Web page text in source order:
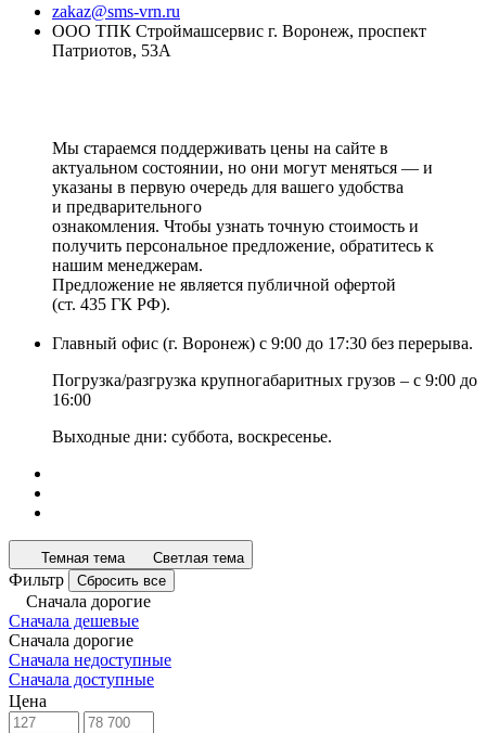
zakaz@sms-vrn.ru
ООО ТПК Строймашсервис г. Воронеж, проспект
Патриотов, 53А
Мы стараемся поддерживать цены на сайте в
актуальном состоянии, но они могут меняться — и
указаны в первую очередь для вашего удобства
и предварительного
ознакомления. Чтобы узнать точную стоимость и
получить персональное предложение, обратитесь к
нашим менеджерам.
Предложение не является публичной офертой
(ст. 435 ГК РФ).
Главный офис (г. Воронеж) с 9:00 до 17:30 без перерыва.
Погрузка/разгрузка крупногабаритных грузов – с 9:00 до
16:00
Выходные дни: суббота, воскресенье.
Темная тема Светлая тема
Фильтр Сбросить все
Сначала дорогие
Сначала дешевые
Сначала дорогие
Сначала недоступные
Сначала доступные
Цена